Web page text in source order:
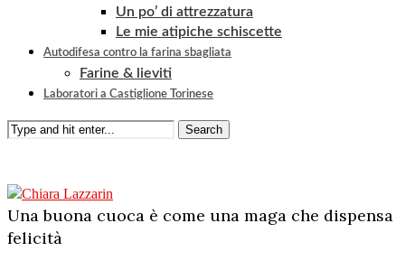
Un po’ di attrezzatura
Le mie atipiche schiscette
Autodifesa contro la farina sbagliata
Farine & lieviti
Laboratori a Castiglione Torinese
Search
Una buona cuoca è come una maga che dispensa
felicità